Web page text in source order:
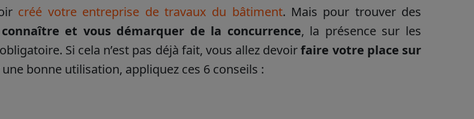
créé votre entreprise de travaux du bâtiment. Mais pour trouver des
et vous démarquer de la concurrence, la présence sur les
Si cela n’est pas déjà fait, vous allez devoirfaire votre place sur
bonne utilisation, appliquez ces 6 conseils :